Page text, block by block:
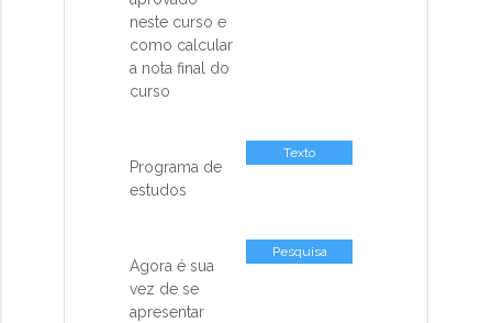
neste curso e
como calcular
a nota final do
curso
Programa de
estudos
Texto
Agora é sua
vez de se
apresentar
Pesquisa